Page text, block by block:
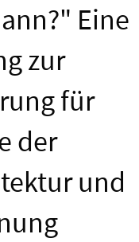
Eine
zur
für
der
und